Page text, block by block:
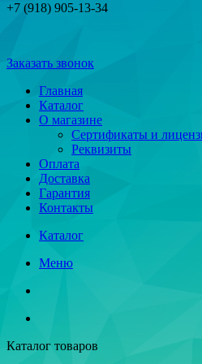
+7 (918) 905-13-34
Заказать звонок
Главная
Каталог
О магазине
Сертификаты и
Реквизиты
Оплата
Доставка
Гарантия
Контакты
Каталог
Меню
Каталог товаров